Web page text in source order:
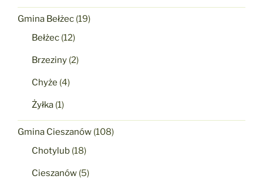
Gmina Bełżec (19)
Bełżec (12)
Brzeziny (2)
Chyże (4)
Żyłka (1)
Gmina Cieszanów (108)
Chotylub (18)
Cieszanów (5)